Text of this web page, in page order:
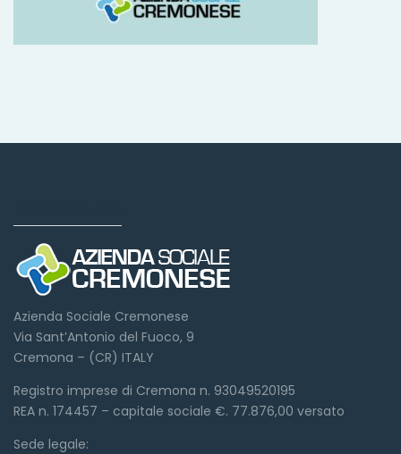
Azienda Sociale Cremonese
Via Sant’Antonio del Fuoco, 9
Cremona – (CR) ITALY
Registro imprese di Cremona n. 93049520195
REA n. 174457 – capitale sociale €. 77.876,00 versato
Sede legale: